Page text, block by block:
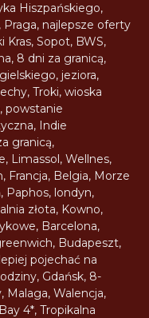
Hiszpańskiego,
, Praga, najlepsze oferty
Kras,Sopot, BWS,
, 8 dni za granicą,
, jeziora,
,Troki,wioska
,powstanie
, Indie
granicą,
, Limassol,Wellnes,
, Francja, Belgia, Morze
, Paphos, londyn,
złota, Kowno,
, Barcelona,
, Budapeszt,
pojechać na
, Gdańsk, 8-
, Malaga,Walencja,
4*,Tropikalna